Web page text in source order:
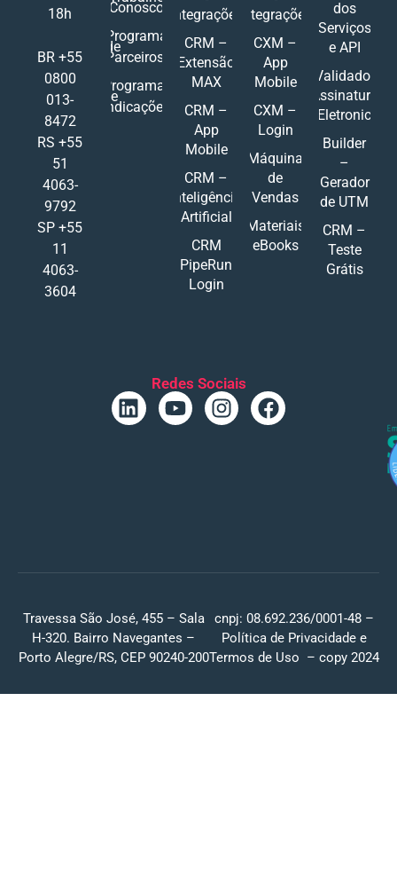
18h
BR +55
0800
013-
8472
RS +55
51
4063-
9792
SP +55
11
4063-
3604
Conosco
Programa
de
Parceiros
Programa
de
Indicações
Integrações
CRM –
Extensão
MAX
CRM –
App
Mobile
CRM –
Inteligência
Artificial
CRM
PipeRun
Login
Integrações
CXM –
App
Mobile
CXM –
Login
Máquina
de
Vendas
Materiais
eBooks
dos
Serviços
e API
Validador
Assinatura
Eletronic
Builder
–
Gerador
de UTM
CRM –
Teste
Grátis
Redes Sociais
Travessa São José, 455 – Sala
H-320. Bairro Navegantes –
Porto Alegre/RS, CEP 90240-200
cnpj: 08.692.236/0001-48 –
Política de Privacidade e
Termos de Uso – copy 2024